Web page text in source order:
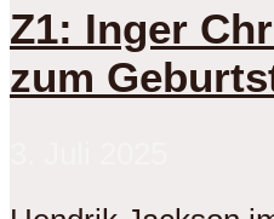
Z1: Inger
zum